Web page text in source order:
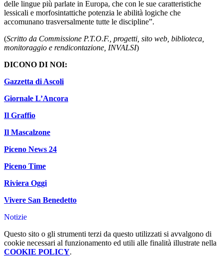
delle lingue più parlate in Europa, che con le sue caratteristiche
lessicali e morfosintattiche potenzia le abilità logiche che
accomunano trasversalmente tutte le discipline”.
(Scritto da Commissione P.T.O.F., progetti, sito web, biblioteca,
monitoraggio e rendicontazione, INVALSI)
DICONO DI NOI:
Gazzetta di Ascoli
Giornale L’Ancora
Il Graffio
Il Mascalzone
Piceno News 24
Piceno Time
Riviera Oggi
Vivere San Benedetto
Notizie
Questo sito o gli strumenti terzi da questo utilizzati si avvalgono di
cookie necessari al funzionamento ed utili alle finalità illustrate nella
COOKIE POLICY.